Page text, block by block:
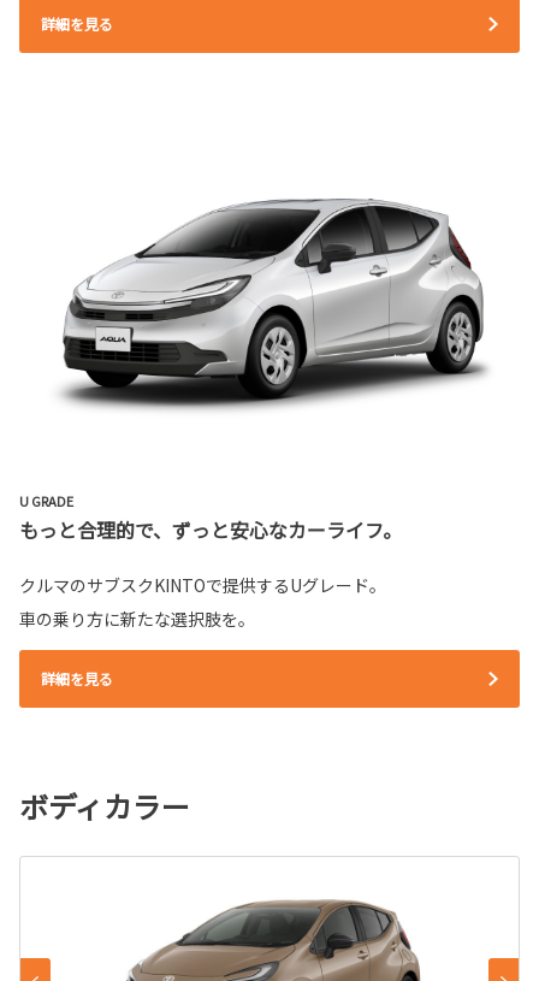
詳細を見る
U GRADE
もっと合理的で、ずっと安心なカーライフ。
クルマのサブスクKINTOで提供するUグレード。
車の乗り方に新たな選択肢を。
詳細を見る
ボディカラー